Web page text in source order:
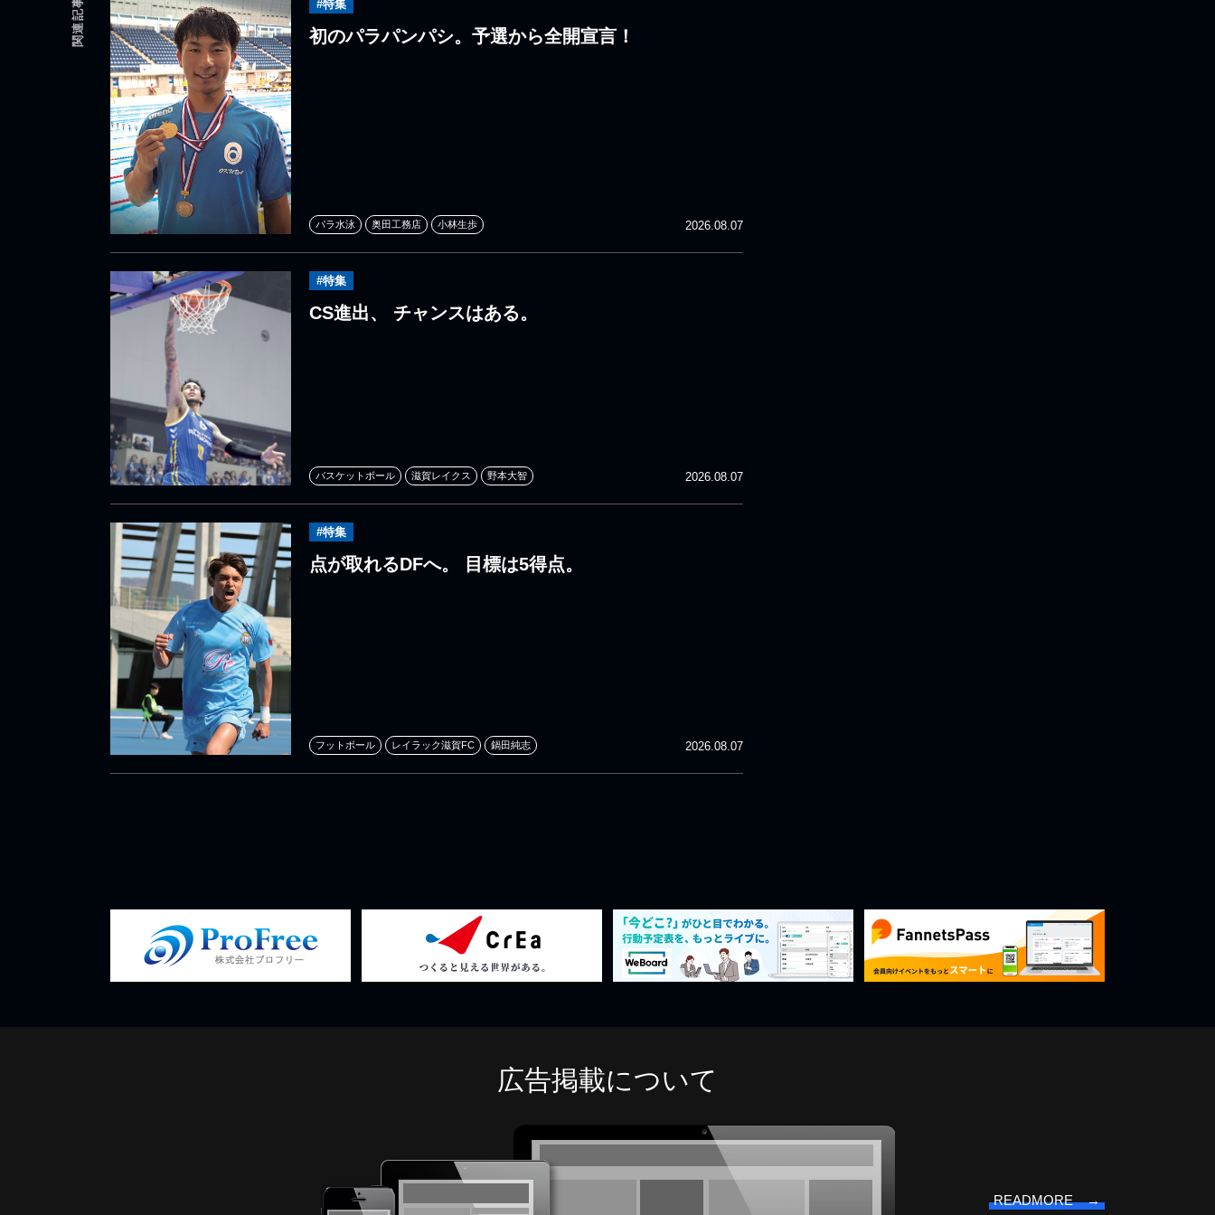
関連記事 #特集
初のパラパンパシ。予選から全開宣言！
2026.08.07
パラ水泳 奥田工務店 小林生歩
#特集
CS進出、 チャンスはある。
2026.08.07
バスケットボール 滋賀レイクス 野本大智
#特集
点が取れるDFへ。 目標は5得点。
2026.08.07
フットボール レイラック滋賀FC 鍋田純志
広告掲載について
READMORE →